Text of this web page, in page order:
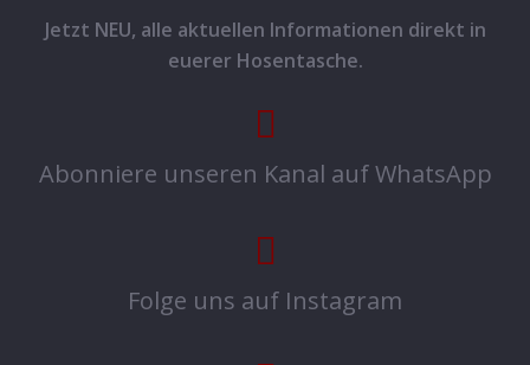
Jetzt NEU, alle aktuellen Informationen direkt in
euerer Hosentasche.
Abonniere unseren Kanal auf WhatsApp
Folge uns auf Instagram